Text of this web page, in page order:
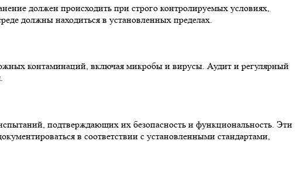
должен происходить при строго контролируемых условиях,
должны находиться в установленных пределах.
контаминаций, включая микробы и вирусы. Аудит и регулярный
подтверждающих их безопасность и функциональность. Эти
в соответствии с установленными стандартами,